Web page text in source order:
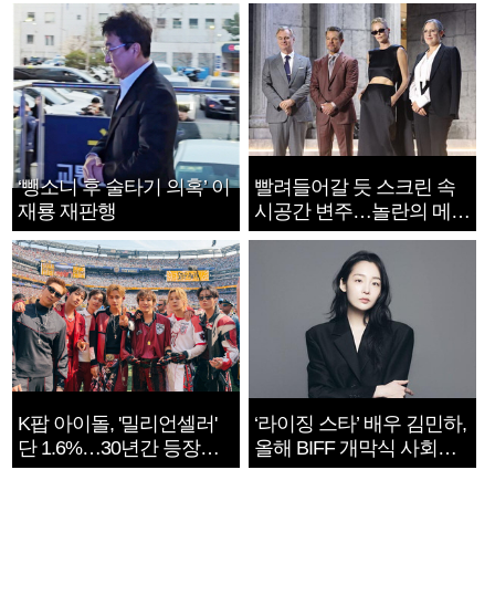
‘뺑소니 후 술타기 의혹’ 이
재룡 재판행
빨려들어갈 듯 스크린 속
시공간 변주…놀란의 메시
지는 ‘전쟁 속죄’
K팝 아이돌, '밀리언셀러'
단 1.6%…30년간 등장
1182개팀 전수조사
‘라이징 스타’ 배우 김민하,
올해 BIFF 개막식 사회자
확정